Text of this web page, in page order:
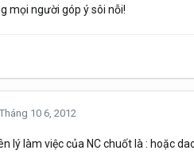
mọi người góp ý sôi nỗi!
Tháng 10 6, 2012
lý làm việc của NC chuốt là : hoặc